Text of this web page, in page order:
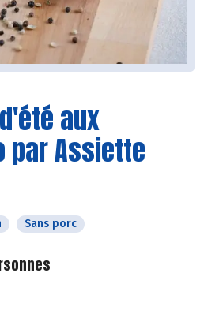
aux
par Assiette
Sans porc